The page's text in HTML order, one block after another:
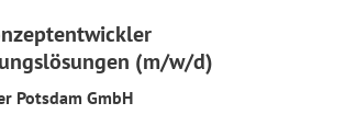
(m/w/d)
Potsdam GmbH